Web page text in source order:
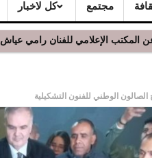
مجتمع كل لاخبار
المكتب الإعلامي للفنان رامي عياش
الصالون الوطني للفنون التشكيلية